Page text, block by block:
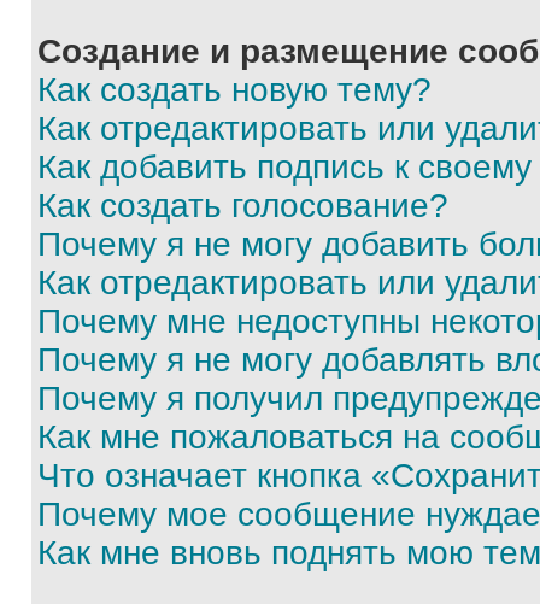
Создание и размещение
Как создать новую тему?
Как отредактировать или
Как добавить подпись к
Как создать голосование?
Почему я не могу добавить
Как отредактировать или
Почему мне недоступны
Почему я не могу добавлять
Почему я получил
Как мне пожаловаться на
Что означает кнопка
Почему мое сообщение
Как мне вновь поднять мою